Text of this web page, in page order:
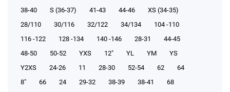
38-40
S (36-37) 41-43 44-46
XS (34-35)
28/110
30/116 32/122 34/134
104 -110
116 -122
128 -134 140 -146 28-31
44-45
48-50
50-52 YXS 12" YL YM
YS
Y2XS
24-26 11 28-30 52-54 62
64
8"
66 24 29-32 38-39 38-41
68